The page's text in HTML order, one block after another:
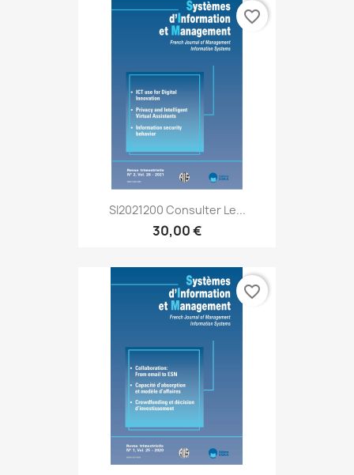
SI2021200 Consulter Le...
30,00 €
favorite_border
favorite_border